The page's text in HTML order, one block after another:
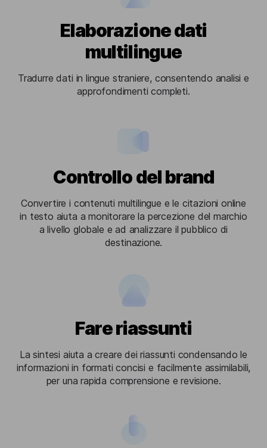
Elaborazione dati
multilingue
Tradurre dati in lingue straniere, consentendo analisi e
approfondimenti completi.
Controllo del brand
Convertire i contenuti multilingue e le citazioni online
in testo aiuta a monitorare la percezione del marchio
a livello globale e ad analizzare il pubblico di
destinazione.
Fare riassunti
La sintesi aiuta a creare dei riassunti condensando le
informazioni in formati concisi e facilmente assimilabili,
per una rapida comprensione e revisione.